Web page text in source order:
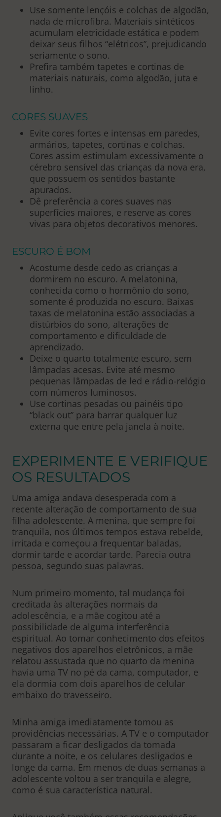
Use somente lençóis e colchas de algodão,
nada de microfibra. Materiais sintéticos
acumulam eletricidade estática e podem
deixar seus filhos “elétricos”, prejudicando
seriamente o sono.
Prefira também tapetes e cortinas de
materiais naturais, como algodão, juta e
linho.
CORES SUAVES
Evite cores fortes e intensas em paredes,
armários, tapetes, cortinas e colchas.
Cores assim estimulam excessivamente o
cérebro sensível das crianças da nova era,
que possuem os sentidos bastante
apurados.
Dê preferência a cores suaves nas
superfícies maiores, e reserve as cores
vivas para objetos decorativos menores.
ESCURO É BOM
Acostume desde cedo as crianças a
dormirem no escuro. A melatonina,
conhecida como o hormônio do sono,
somente é produzida no escuro. Baixas
taxas de melatonina estão associadas a
distúrbios do sono, alterações de
comportamento e dificuldade de
aprendizado.
Deixe o quarto totalmente escuro, sem
lâmpadas acesas. Evite até mesmo
pequenas lâmpadas de led e rádio-relógio
com números luminosos.
Use cortinas pesadas ou painéis tipo
“black out” para barrar qualquer luz
externa que entre pela janela à noite.
EXPERIMENTE E VERIFIQUE
OS RESULTADOS
Uma amiga andava desesperada com a
recente alteração de comportamento de sua
filha adolescente. A menina, que sempre foi
tranquila, nos últimos tempos estava rebelde,
irritada e começou a frequentar baladas,
dormir tarde e acordar tarde. Parecia outra
pessoa, segundo suas palavras.
Num primeiro momento, tal mudança foi
creditada às alterações normais da
adolescência, e a mãe cogitou até a
possibilidade de alguma interferência
espiritual. Ao tomar conhecimento dos efeitos
negativos dos aparelhos eletrônicos, a mãe
relatou assustada que no quarto da menina
havia uma TV no pé da cama, computador, e
ela dormia com dois aparelhos de celular
embaixo do travesseiro.
Minha amiga imediatamente tomou as
providências necessárias. A TV e o computador
passaram a ficar desligados da tomada
durante a noite, e os celulares desligados e
longe da cama. Em menos de duas semanas a
adolescente voltou a ser tranquila e alegre,
como é sua característica natural.